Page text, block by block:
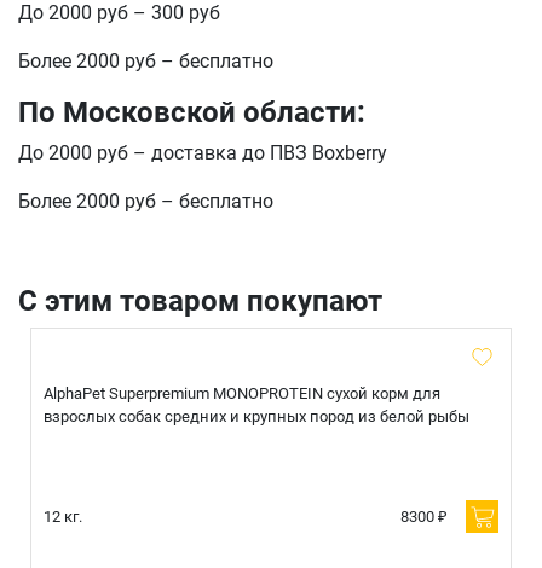
До 2000 руб – 300 руб
Более 2000 руб – бесплатно
По Московской области:
До 2000 руб – доставка до ПВЗ Boxberry
Более 2000 руб – бесплатно
С этим товаром покупают
AlphaPet Superpremium MONOPROTEIN сухой корм для
взрослых собак средних и крупных пород из белой рыбы
12 кг. 8300 ₽